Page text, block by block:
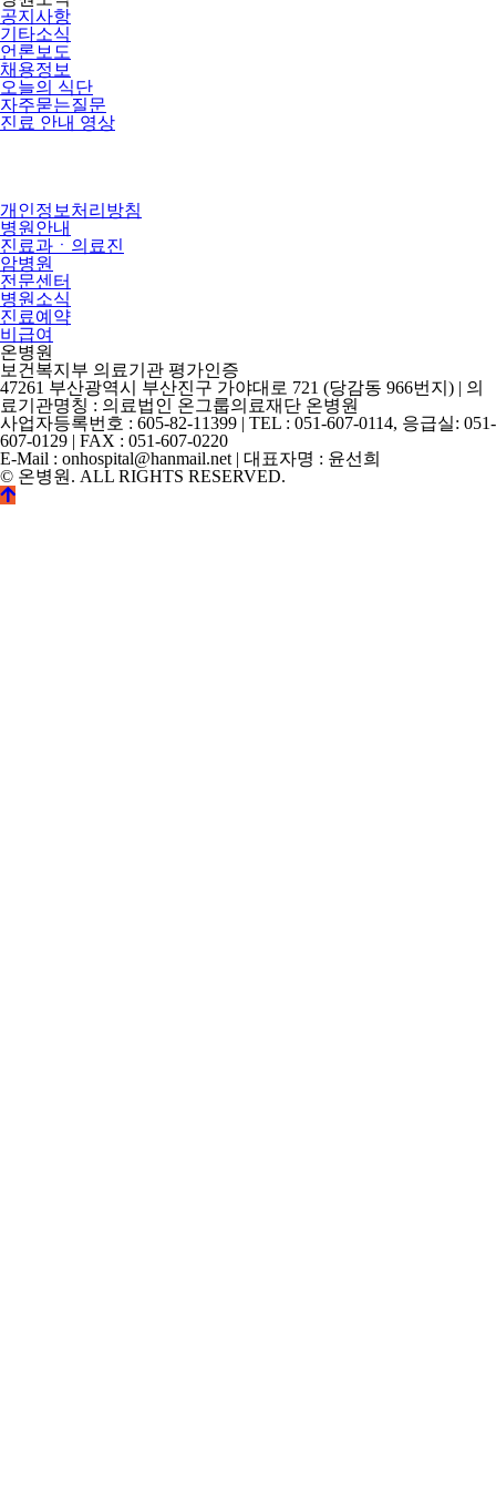
공지사항
기타소식
언론보도
채용정보
오늘의 식단
자주묻는질문
진료 안내 영상
개인정보처리방침
병원안내
진료과ㆍ의료진
암병원
전문센터
병원소식
진료예약
비급여
온병원
보건복지부 의료기관 평가인증
47261 부산광역시 부산진구 가야대로 721 (당감동 966번지) | 의
료기관명칭 : 의료법인 온그룹의료재단 온병원
사업자등록번호 : 605-82-11399 | TEL : 051-607-0114, 응급실: 051-
607-0129 | FAX : 051-607-0220
E-Mail : onhospital@hanmail.net | 대표자명 : 윤선희
© 온병원. ALL RIGHTS RESERVED.
©
k2s0o2d0e0s1i0g1n.